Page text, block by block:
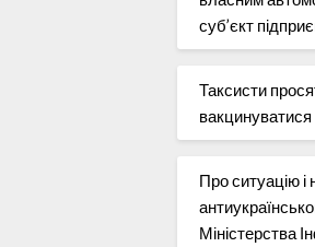
суб’єкт
Таксисти
вакцинуватися
Про ситуацію і
Міністерства